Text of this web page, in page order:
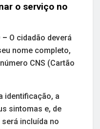
o serviço no
– O cidadão deverá
nome completo,
CNS (Cartão
identificação, a
sintomas e, de
incluída no